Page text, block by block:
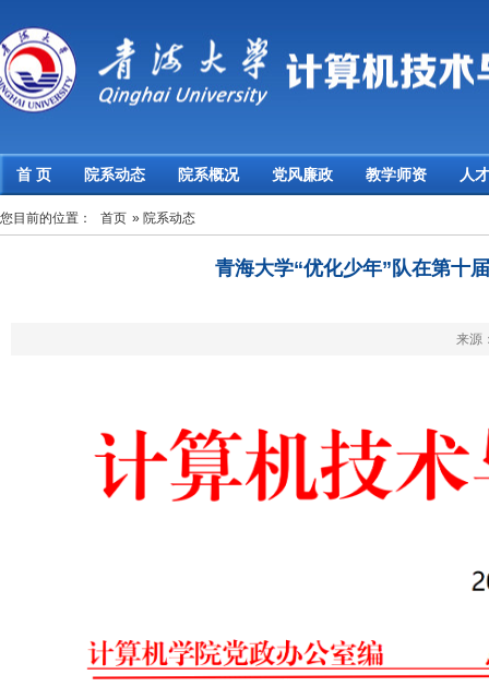
首 页 院系动态 院系概况 党风廉政 教学师资 人
您目前的位置： 首页 » 院系动态
青海大学“优化少年”队在第十
来源